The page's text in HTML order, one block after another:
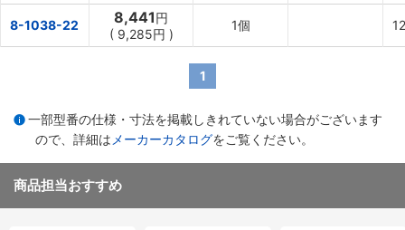
8-1038-22 8,441円
( 9,285円 )
1個 12
1
一部型番の仕様・寸法を掲載しきれていない場合がございます
ので、詳細は メーカーカタログをご覧ください。
商品担当おすすめ